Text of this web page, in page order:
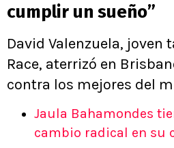
cumplir un sueño”
David Valenzuela, joven
Race, aterrizó en
contra los mejores del
Jaula Bahamondes
cambio radical en su